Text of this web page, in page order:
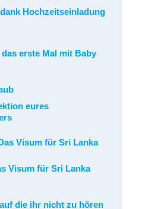
Hochzeitseinladung
erste Mal mit Baby
eures
Visum für Sri Lanka